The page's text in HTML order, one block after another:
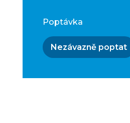
Poptávka
Nezávazně poptat